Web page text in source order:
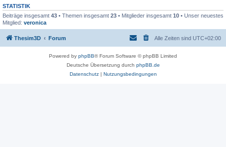
STATISTIK
Beiträge insgesamt 43 • Themen insgesamt 23 • Mitglieder insgesamt 10 • Unser neuestes
Mitglied: veronica
Thesim3D Forum Alle Zeiten sind UTC+02:00
Powered by phpBB® Forum Software © phpBB Limited
Deutsche Übersetzung durch phpBB.de
Datenschutz| Nutzungsbedingungen